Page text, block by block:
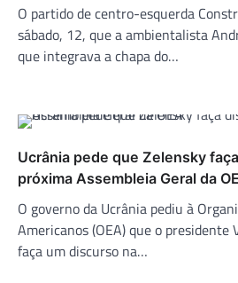
O partido de centro-esquerda
sábado, 12, que a ambientalista
que integrava a chapa do…
Ucrânia pede que Zelensky
próxima Assembleia Geral da
O governo da Ucrânia pediu à
Americanos (OEA) que o presidente
faça um discurso na…